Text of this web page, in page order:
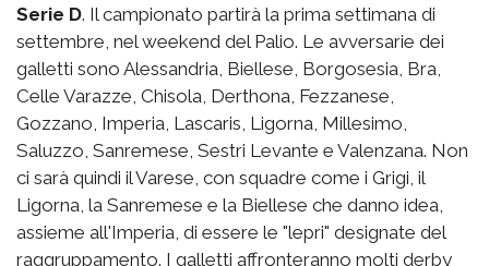
Serie D. Il campionato partirà la prima settimana di
settembre, nel weekend del Palio. Le avversarie dei
galletti sono Alessandria, Biellese, Borgosesia, Bra,
Celle Varazze, Chisola, Derthona, Fezzanese,
Gozzano, Imperia, Lascaris, Ligorna, Millesimo,
Saluzzo, Sanremese, Sestri Levante e Valenzana. Non
ci sarà quindi il Varese, con squadre come i Grigi, il
Ligorna, la Sanremese e la Biellese che danno idea,
assieme all'Imperia, di essere le "lepri" designate del
raggruppamento. I galletti affronteranno molti derby